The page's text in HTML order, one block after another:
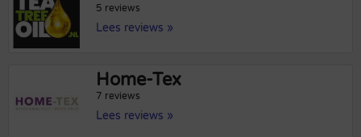
5 reviews
Lees reviews »
Home-Tex
7 reviews
Lees reviews »